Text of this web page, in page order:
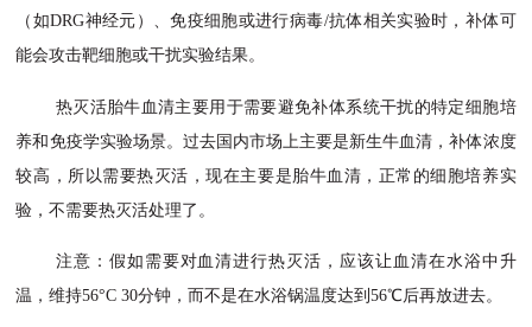
（如DRG神经元）、免疫细胞或进行病毒/抗体相关实验时，补体可
能会攻击靶细胞或干扰实验结果。
热灭活胎牛血清主要用于需要避免补体系统干扰的特定细胞培
养和免疫学实验场景。过去国内市场上主要是新生牛血清，补体浓度
较高，所以需要热灭活，现在主要是胎牛血清，正常的细胞培养实
验，不需要热灭活处理了。
注意：假如需要对血清进行热灭活，应该让血清在水浴中升
温，维持56°C 30分钟，而不是在水浴锅温度达到56℃后再放进去。